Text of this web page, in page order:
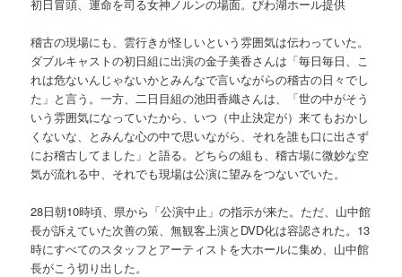
初日冒頭、運命を司る女神ノルンの場面。びわ湖ホール提供
稽古の現場にも、雲行きが怪しいという雰囲気は伝わっていた。
ダブルキャストの初日組に出演の金子美香さんは「毎日毎日、こ
れは危ないんじゃないかとみんなで言いながらの稽古の日々でし
た」と言う。一方、二日目組の池田香織さんは、「世の中がそう
いう雰囲気になっていたから、いつ（中止決定が）来てもおかし
くないな、とみんな心の中で思いながら、それを誰も口に出さず
にお稽古してました」と語る。どちらの組も、稽古場に微妙な空
気が流れる中、それでも現場は公演に望みをつないでいた。
28日朝10時頃、県から「公演中止」の指示が来た。ただ、山中館
長が訴えていた次善の策、無観客上演とDVD化は容認された。13
時にすべてのスタッフとアーティストを大ホールに集め、山中館
長がこう切り出した。